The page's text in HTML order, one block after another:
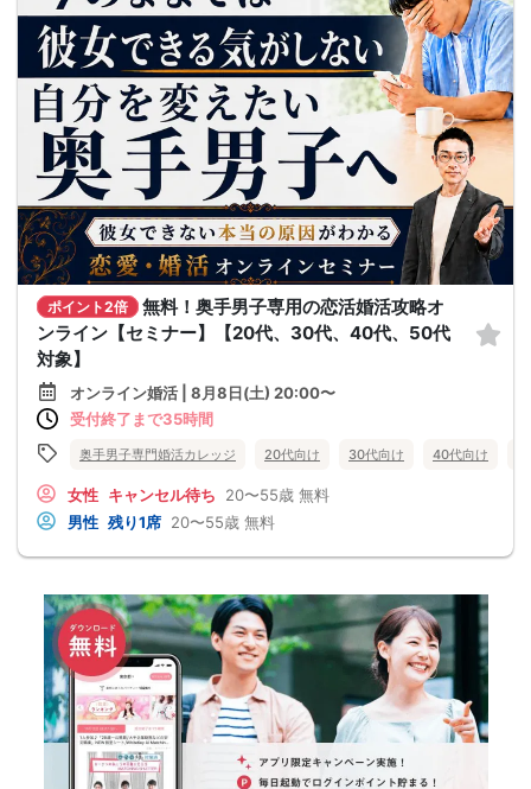
ポイント2倍
無料！奥手男子専用の恋活婚活攻略オ
ンライン【セミナー】【20代、30代、40代、50代
対象】
オンライン婚活 | 8月8日(土) 20:00〜
受付終了まで35時間
奥手男子専門婚活カレッジ 20代向け 30代向け 40代向け
女性 キャンセル待ち 20〜55歳 無料
男性 残り1席 20〜55歳 無料